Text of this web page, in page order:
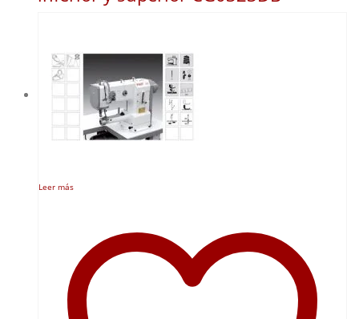
Leer más